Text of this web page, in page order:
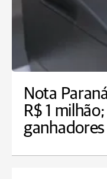
Nota
R$ 1
ganhadores